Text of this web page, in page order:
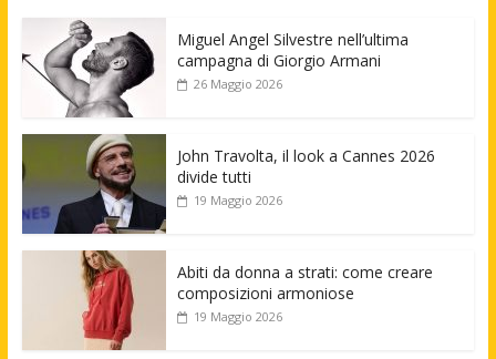
Miguel Angel Silvestre nell’ultima
campagna di Giorgio Armani
26 Maggio 2026
John Travolta, il look a Cannes 2026
divide tutti
19 Maggio 2026
Abiti da donna a strati: come creare
composizioni armoniose
19 Maggio 2026